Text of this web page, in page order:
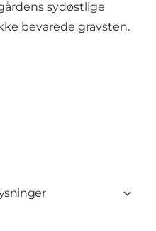
sydøstlige
bevarede gravsten.